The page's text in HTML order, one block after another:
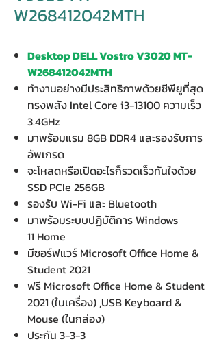
W268412042MTH
Desktop DELL Vostro V3020 MT-
W268412042MTH
ทำงานอย่างมีประสิทธิภาพด้วยซีพียูที่สุด
ทรงพลัง Intel Core i3-13100 ความเร็ว
3.4GHz
มาพร้อมแรม 8GB DDR4 และรองรับการ
อัพเกรด
จะโหลดหรือเปิดอะไรก็รวดเร็วทันใจด้วย
SSD PCIe 256GB
รองรับ Wi-Fi และ Bluetooth
มาพร้อมระบบปฏิบัติการ Windows
11 Home
มีซอร์ฟแวร์ Microsoft Office Home &
Student 2021
ฟรี Microsoft Office Home & Student
2021 (ในเครื่อง) ,USB Keyboard &
Mouse (ในกล่อง)
ประกัน 3-3-3